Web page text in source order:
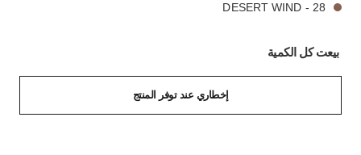
28 - DESERT WIND
بيعت كل الكمية
إخطاري عند توفر المنتج